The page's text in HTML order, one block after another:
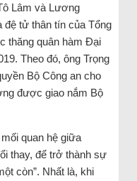
Lâm và Lương
tử thân tín của Tổng
thăng quân hàm Đại
Theo đó, ông Trọng
Bộ Công an cho
được giao nắm Bộ
quan hệ giữa
thay, để trở thành sự
còn”. Nhất là, khi